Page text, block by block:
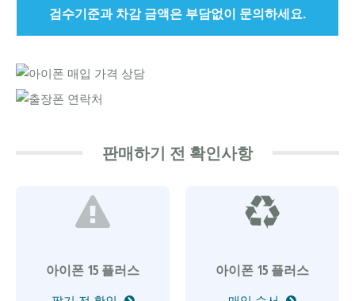
검수기준과 차감 금액은 부담없이 문의하세요.
판매하기 전 확인사항
아이폰 15 플러스 아이폰 15 플러스